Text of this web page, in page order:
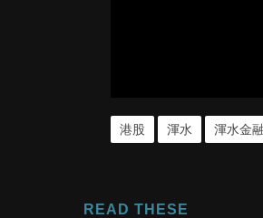
港股 渾水 渾水金
READ THESE